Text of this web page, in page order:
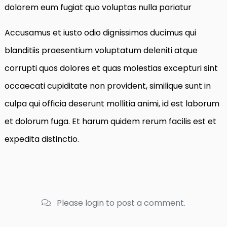
dolorem eum fugiat quo voluptas nulla pariatur
Accusamus et iusto odio dignissimos ducimus qui
blanditiis praesentium voluptatum deleniti atque
corrupti quos dolores et quas molestias excepturi sint
occaecati cupiditate non provident, similique sunt in
culpa qui officia deserunt mollitia animi, id est laborum
et dolorum fuga. Et harum quidem rerum facilis est et
expedita distinctio.
Please login to post a comment.